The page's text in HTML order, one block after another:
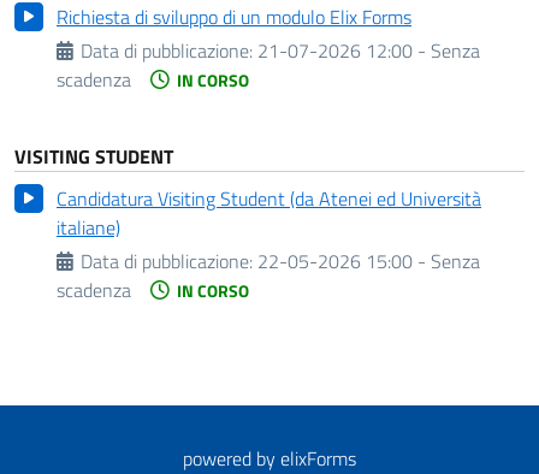
Richiesta di sviluppo di un modulo Elix Forms
Data di pubblicazione: 21-07-2026 12:00 - Senza
scadenza
IN CORSO
VISITING STUDENT
Candidatura Visiting Student (da Atenei ed Università
italiane)
Data di pubblicazione: 22-05-2026 15:00 - Senza
scadenza
IN CORSO
powered by elixForms